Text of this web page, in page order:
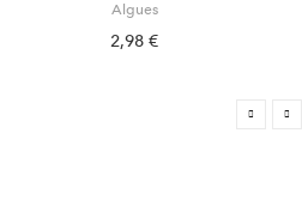
Algues
2,98 €